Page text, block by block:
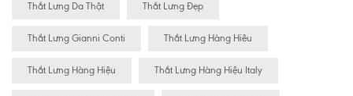
Thắt Lưng Da Thật Thắt Lưng Đẹp
Thắt Lưng Gianni Conti Thắt Lưng Hàng Hiêu
Thắt Lưng Hàng Hiệu Thắt Lưng Hàng Hiệu Italy